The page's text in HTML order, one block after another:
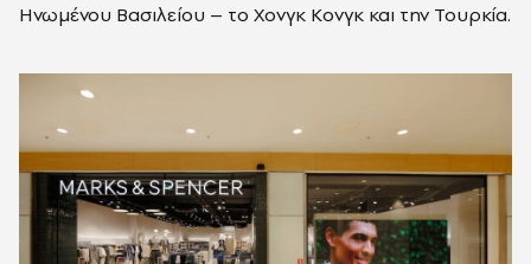
Ηνωμένου Βασιλείου – το Χονγκ Κονγκ και την Τουρκία.